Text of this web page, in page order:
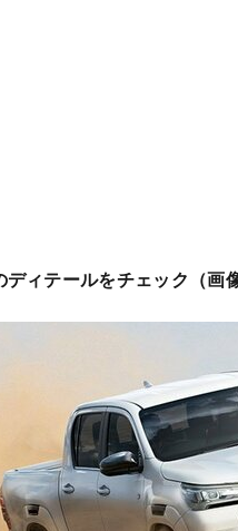
ィテールをチェック（画